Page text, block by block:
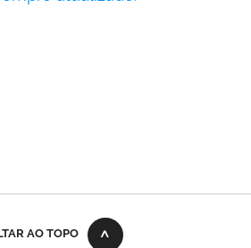
AO TOPO